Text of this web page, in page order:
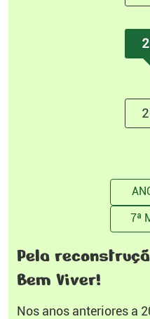
7ª
Pela
Bem Viver!
Nos anos anteriores a